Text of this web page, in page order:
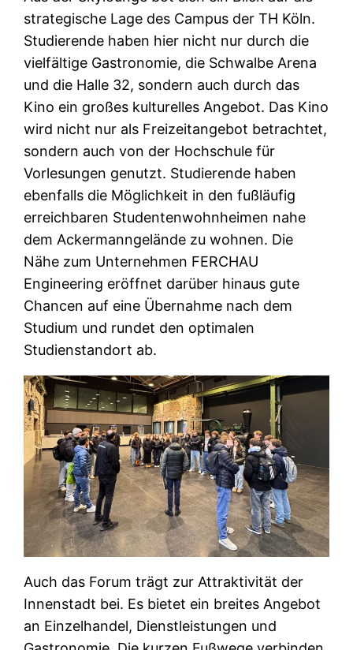
strategische Lage des Campus der TH Köln.
Studierende haben hier nicht nur durch die
vielfältige Gastronomie, die Schwalbe Arena
und die Halle 32, sondern auch durch das
Kino ein großes kulturelles Angebot. Das Kino
wird nicht nur als Freizeitangebot betrachtet,
sondern auch von der Hochschule für
Vorlesungen genutzt. Studierende haben
ebenfalls die Möglichkeit in den fußläufig
erreichbaren Studentenwohnheimen nahe
dem Ackermanngelände zu wohnen. Die
Nähe zum Unternehmen FERCHAU
Engineering eröffnet darüber hinaus gute
Chancen auf eine Übernahme nach dem
Studium und rundet den optimalen
Studienstandort ab.
Auch das Forum trägt zur Attraktivität der
Innenstadt bei. Es bietet ein breites Angebot
an Einzelhandel, Dienstleistungen und